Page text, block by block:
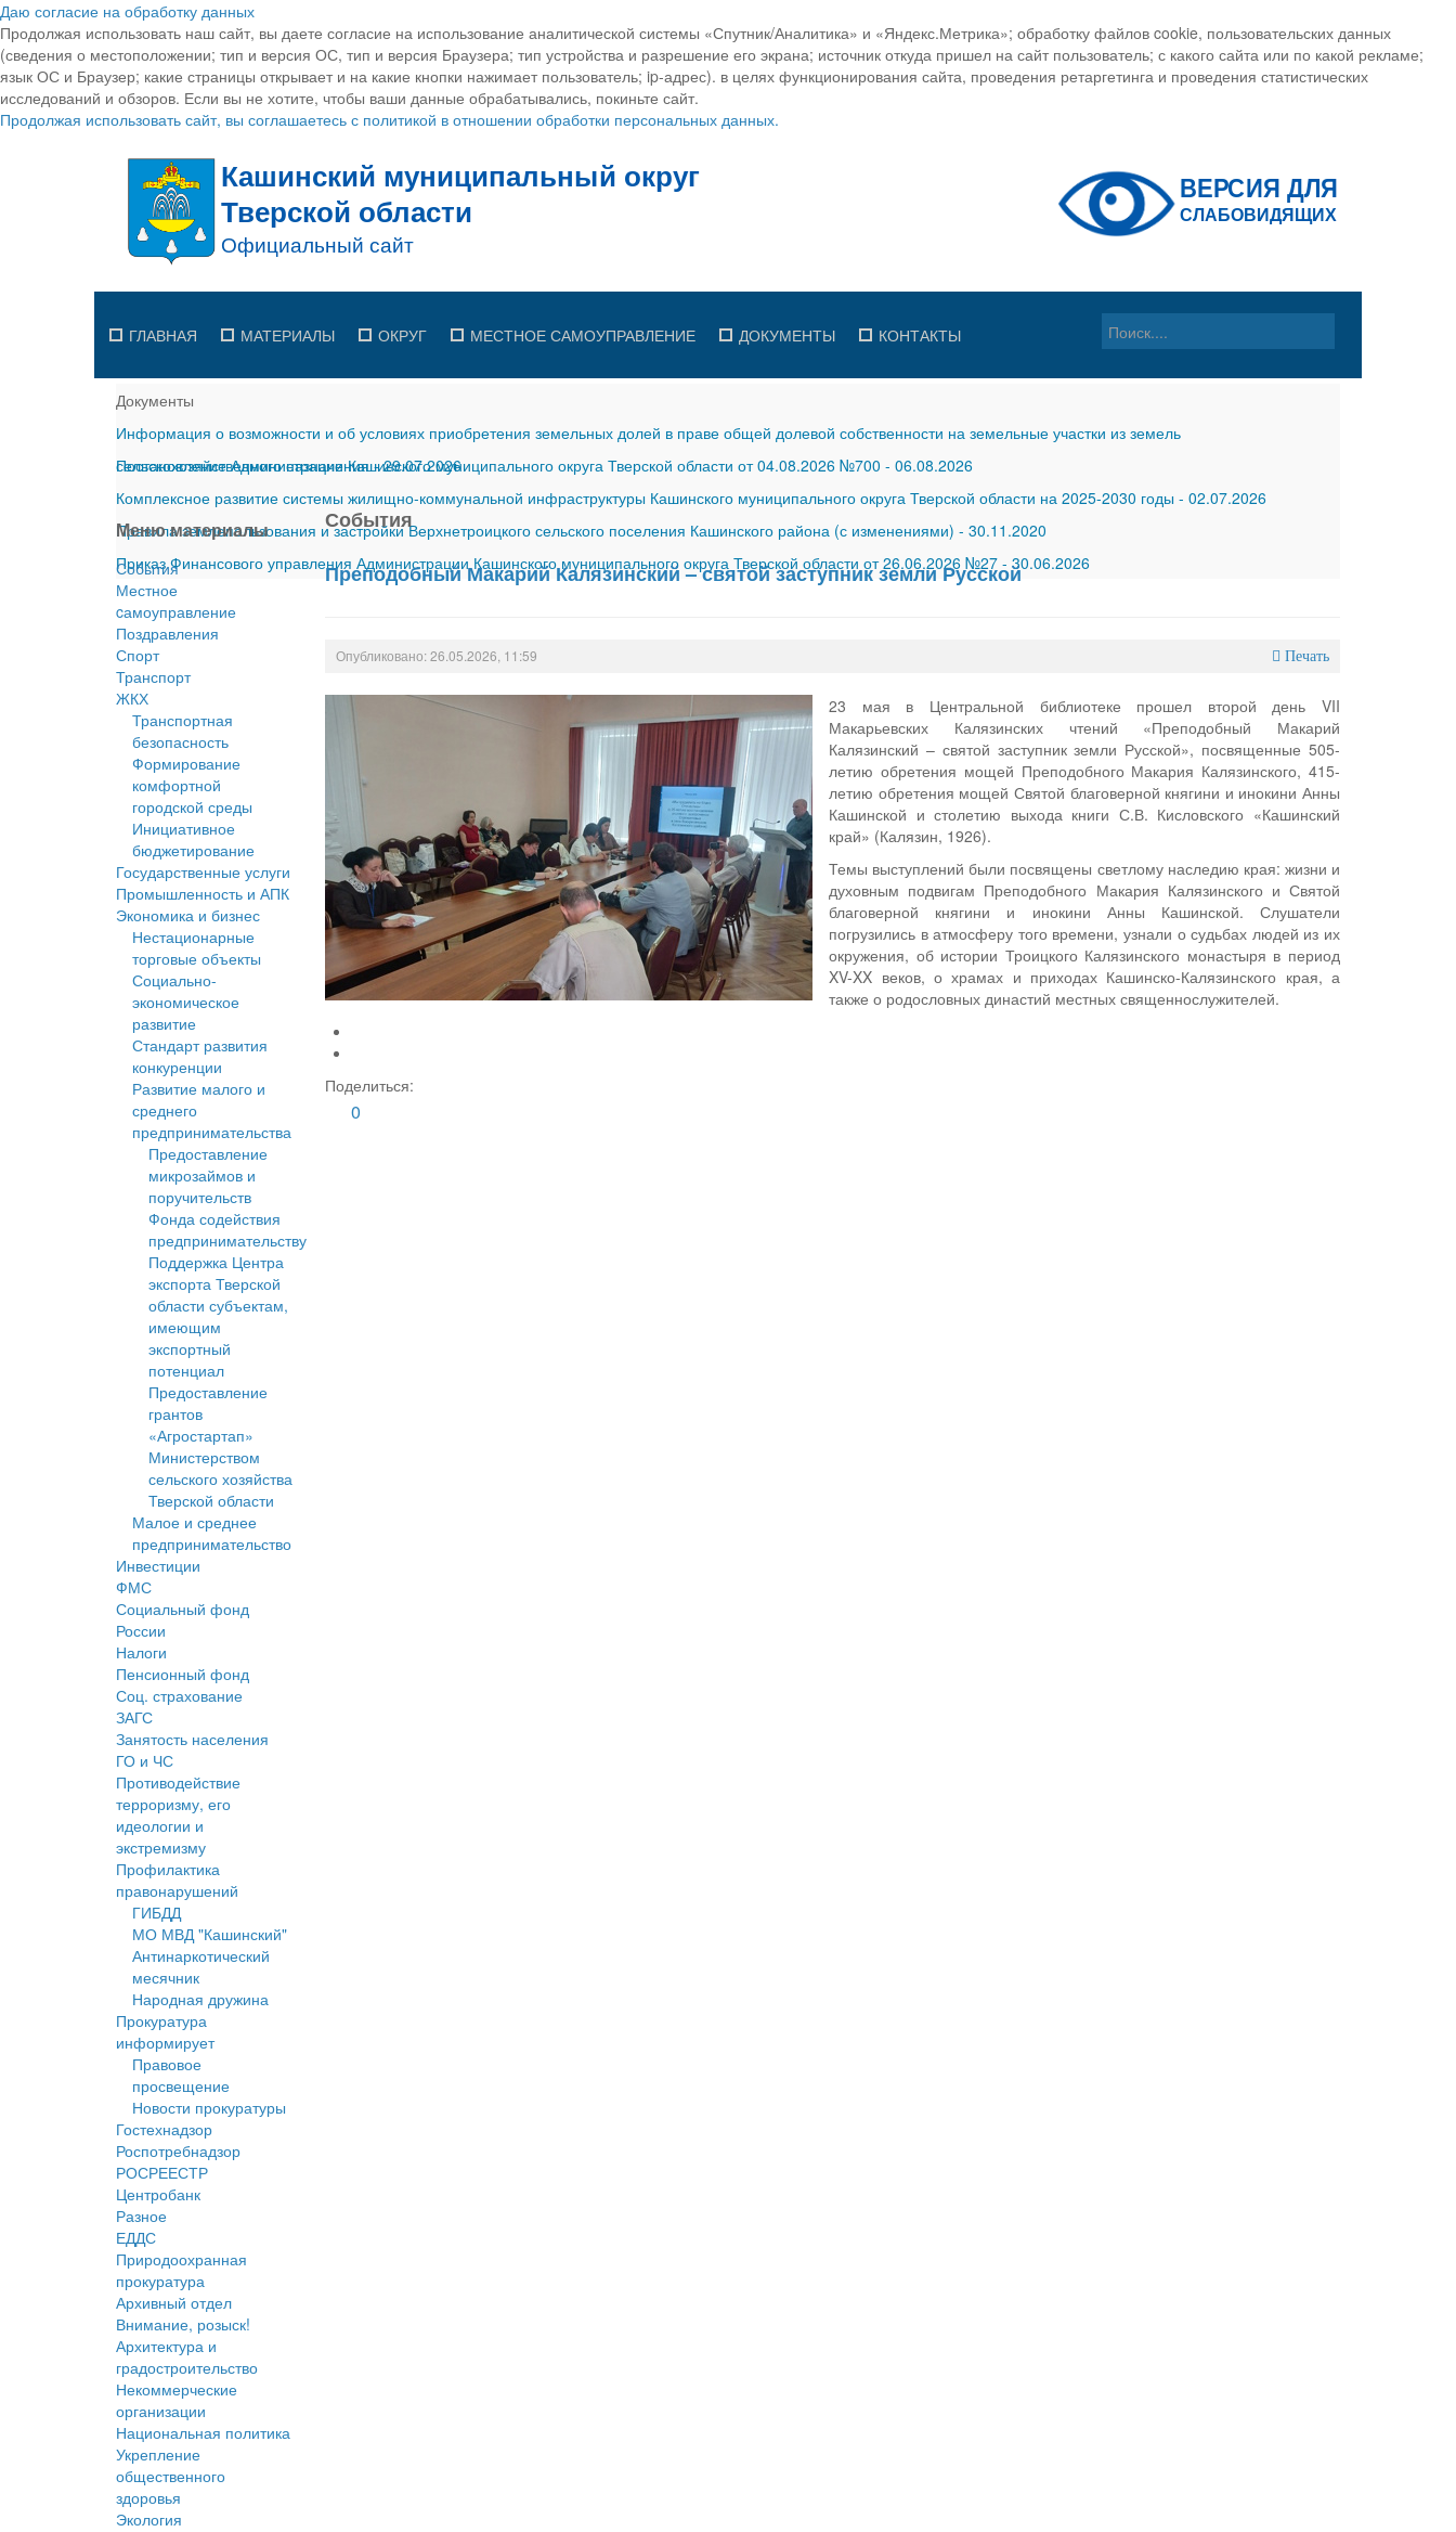
Даю согласие на обработку данных
Продолжая использовать наш сайт, вы даете согласие на использование аналитической системы «Спутник/Аналитика» и «Яндекс.Метрика»; обработку файлов cookie, пользовательских данных
(сведения о местоположении; тип и версия ОС, тип и версия Браузера; тип устройства и разрешение его экрана; источник откуда пришел на сайт пользователь; с какого сайта или по какой рекламе;
язык ОС и Браузер; какие страницы открывает и на какие кнопки нажимает пользователь; ip-адрес). в целях функционирования сайта, проведения ретаргетинга и проведения статистических
исследований и обзоров. Если вы не хотите, чтобы ваши данные обрабатывались, покиньте сайт.
Продолжая использовать сайт, вы соглашаетесь с политикой в отношении обработки персональных данных.
ГЛАВНАЯ МАТЕРИАЛЫ ОКРУГ МЕСТНОЕ САМОУПРАВЛЕНИЕ ДОКУМЕНТЫ КОНТАКТЫ
Документы
Информация о возможности и об условиях приобретения земельных долей в праве общей долевой собственности на земельные участки из земель
сельскохозяйственного назначения-29.07.2026
Постановление Администрации Кашинского муниципального округа Тверской области от 04.08.2026 №700 - 06.08.2026
Комплексное развитие системы жилищно-коммунальной инфраструктуры Кашинского муниципального округа Тверской области на 2025-2030 годы - 02.07.2026
Правила землепользования и застройки Верхнетроицкого сельского поселения Кашинского района (с изменениями) - 30.11.2020
Приказ Финансового управления Администрации Кашинского муниципального округа Тверской области от 26.06.2026 №27 - 30.06.2026
Меню материалы
События
Местное
cамоуправление
Поздравления
Спорт
Транспорт
ЖКХ
Транспортная
безопасность
Формирование
комфортной
городской среды
Инициативное
бюджетирование
Государственные услуги
Промышленность и АПК
Экономика и бизнес
Нестационарные
торговые объекты
Социально-
экономическое
развитие
Стандарт развития
конкуренции
Развитие малого и
среднего
предпринимательства
Предоставление
микрозаймов и
поручительств
Фонда содействия
предпринимательству
Поддержка Центра
экспорта Тверской
области субъектам,
имеющим
экспортный
потенциал
Предоставление
грантов
«Агростартап»
Министерством
сельского хозяйства
Тверской области
Малое и среднее
предпринимательство
Инвестиции
ФМС
Социальный фонд
России
Налоги
Пенсионный фонд
Соц. страхование
ЗАГС
Занятость населения
ГО и ЧС
Противодействие
терроризму, его
идеологии и
экстремизму
Профилактика
правонарушений
ГИБДД
МО МВД "Кашинский"
Антинаркотический
месячник
Народная дружина
Прокуратура
информирует
Правовое
просвещение
Новости прокуратуры
Гостехнадзор
Роспотребнадзор
РОСРЕЕСТР
Центробанк
Разное
ЕДДС
Природоохранная
прокуратура
Архивный отдел
Внимание, розыск!
Архитектура и
градостроительство
Некоммерческие
организации
Национальная политика
Укрепление
общественного
здоровья
Экология
События
Преподобный Макарий Калязинский – святой заступник земли Русской
Опубликовано: 26.05.2026, 11:59 Печать
23 мая в Центральной библиотеке прошел второй день VII
Макарьевских Калязинских чтений «Преподобный Макарий
Калязинский – святой заступник земли Русской», посвященные 505-
летию обретения мощей Преподобного Макария Калязинского, 415-
летию обретения мощей Святой благоверной княгини и инокини Анны
Кашинской и столетию выхода книги С.В. Кисловского «Кашинский
край» (Калязин, 1926).
Темы выступлений были посвящены светлому наследию края: жизни и
духовным подвигам Преподобного Макария Калязинского и Святой
благоверной княгини и инокини Анны Кашинской. Слушатели
погрузились в атмосферу того времени, узнали о судьбах людей из их
окружения, об истории Троицкого Калязинского монастыря в период
XV-XX веков, о храмах и приходах Кашинско-Калязинского края, а
также о родословных династий местных священнослужителей.
Поделиться:
0